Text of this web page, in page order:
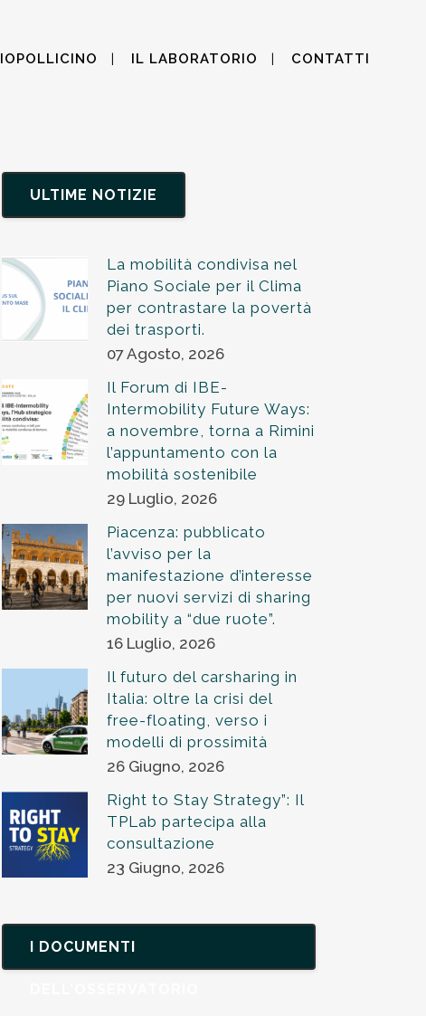
IOPOLLICINO IL LABORATORIO CONTATTI
ULTIME NOTIZIE
La mobilità condivisa nel
Piano Sociale per il Clima
per contrastare la povertà
dei trasporti.
07 Agosto, 2026
Il Forum di IBE-
Intermobility Future Ways:
a novembre, torna a Rimini
l’appuntamento con la
mobilità sostenibile
29 Luglio, 2026
Piacenza: pubblicato
l’avviso per la
manifestazione d’interesse
per nuovi servizi di sharing
mobility a “due ruote”.
16 Luglio, 2026
Il futuro del carsharing in
Italia: oltre la crisi del
free-floating, verso i
modelli di prossimità
26 Giugno, 2026
Right to Stay Strategy”: Il
TPLab partecipa alla
consultazione
23 Giugno, 2026
I DOCUMENTI